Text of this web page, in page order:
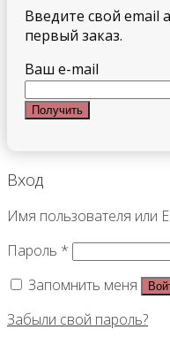
Введите свой email
первый заказ.
Ваш e-mail
Вход
Имя пользователя или
Пароль *
Запомнить меня
Забыли свой пароль?